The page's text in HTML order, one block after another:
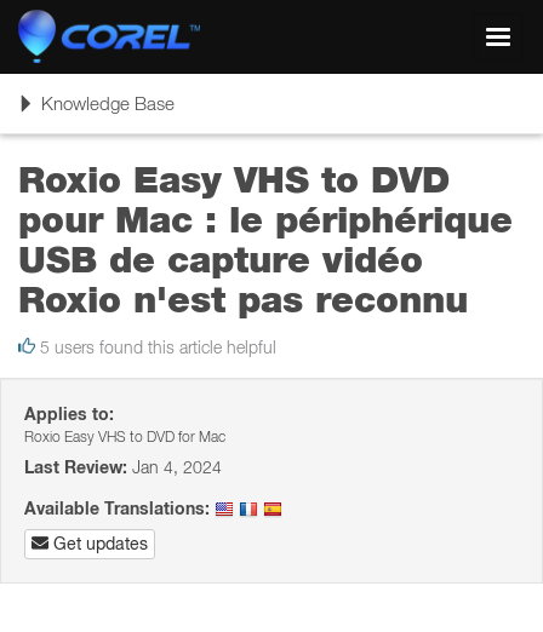
ToggleKnowledge Base
Roxio Easy VHS to DVD
pour Mac : le périphérique
USB de capture vidéo
Roxio n'est pas reconnu
5 users found this article helpful
Applies to:
Roxio Easy VHS to DVD for Mac
Last Review: Jan 4, 2024
Available Translations:
Get updates